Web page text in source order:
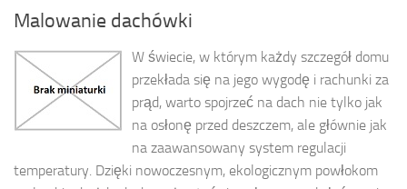
Malowanie dachówki
W świecie, w którym każdy szczegół domu
przekłada się na jego wygodę i rachunki za
prąd, warto spojrzeć na dach nie tylko jak
na osłonę przed deszczem, ale głównie jak
na zaawansowany system regulacji
temperatury. Dzięki nowoczesnym, ekologicznym powłokom